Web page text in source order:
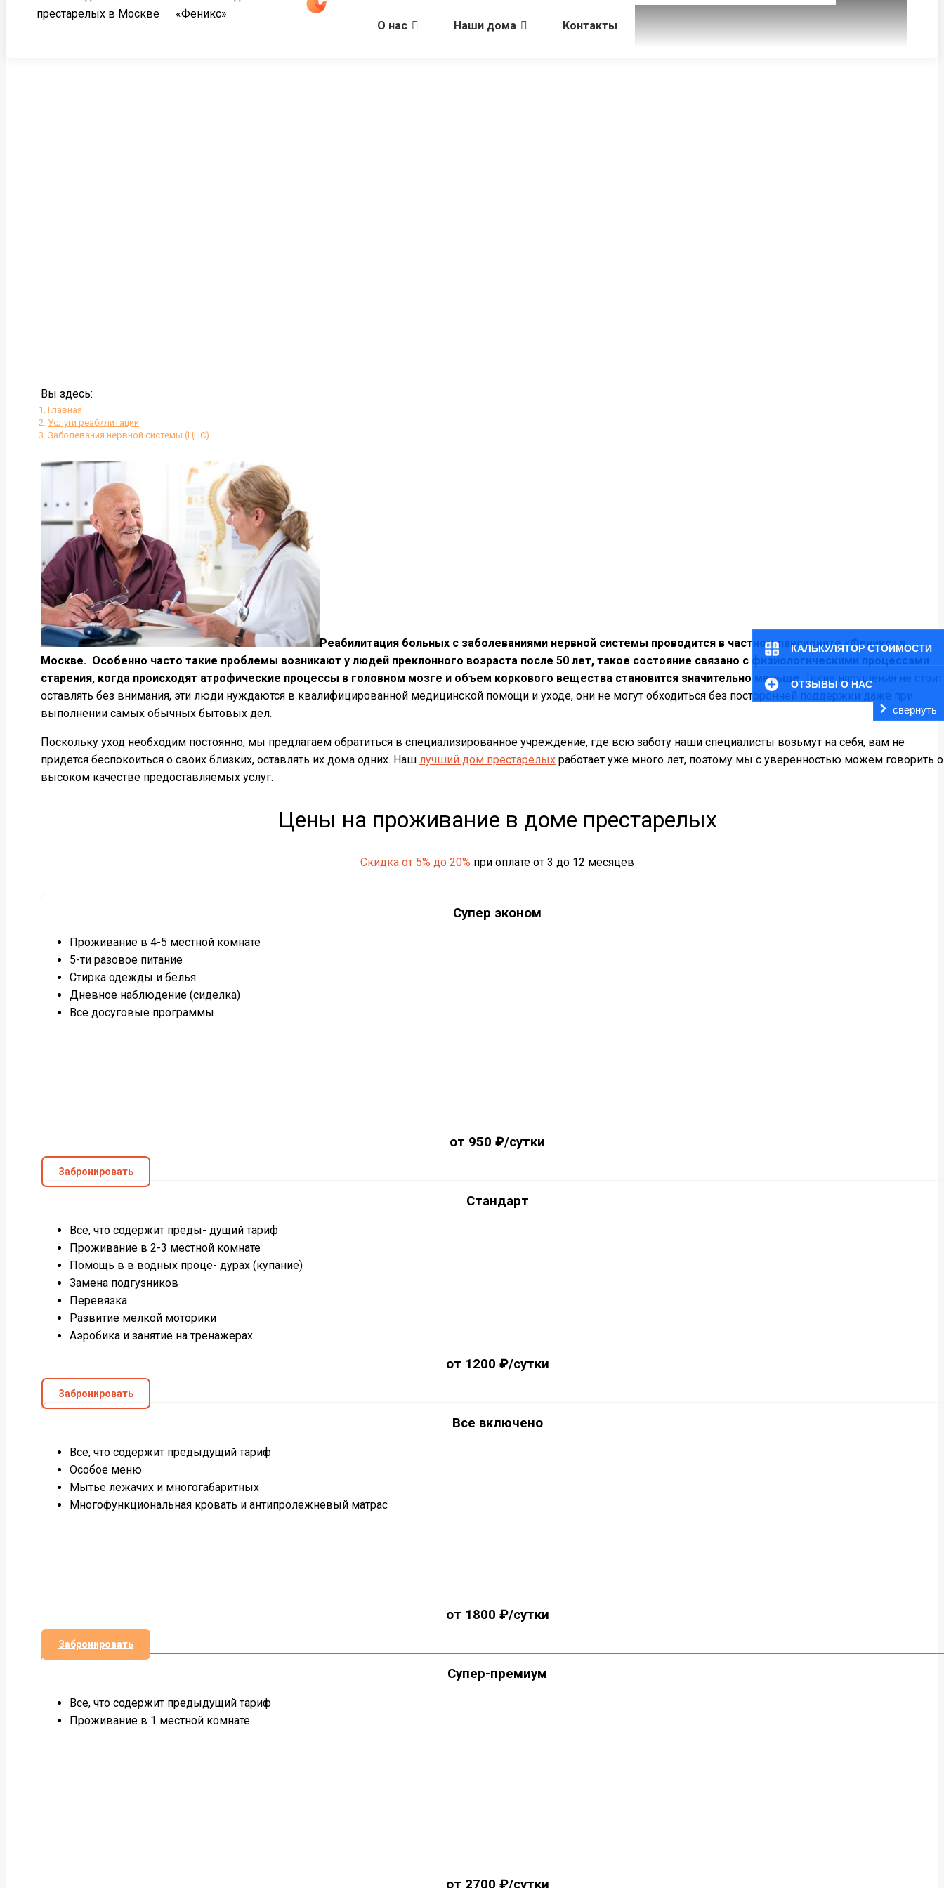
КАЛЬКУЛЯТОР СТОИМОСТИ
ОТЗЫВЫ О НАС
свернуть
престарелых в Москве
«Феникс»
О нас Наши дома Контакты
Вы здесь:
Главная
Услуги реабилитации
Заболевания нервной системы (ЦНС)
Реабилитация больных с заболеваниями нервной системы проводится в частном пансионате «Феникс» в
Москве. Особенно часто такие проблемы возникают у людей преклонного возраста после 50 лет, такое состояние связано с физиологическими процессами
старения, когда происходят атрофические процессы в головном мозге и объем коркового вещества становится значительно меньше.Такие нарушения не стоит
оставлять без внимания, эти люди нуждаются в квалифицированной медицинской помощи и уходе, они не могут обходиться без посторонней поддержки даже при
выполнении самых обычных бытовых дел.
Поскольку уход необходим постоянно, мы предлагаем обратиться в специализированное учреждение, где всю заботу наши специалисты возьмут на себя, вам не
придется беспокоиться о своих близких, оставлять их дома одних. Наш лучший дом престарелых работает уже много лет, поэтому мы с уверенностью можем говорить о
высоком качестве предоставляемых услуг.
Цены на проживание в доме престарелых
Скидка от 5% до 20% при оплате от 3 до 12 месяцев
Супер эконом
Проживание в 4-5 местной комнате
5-ти разовое питание
Стирка одежды и белья
Дневное наблюдение (сиделка)
Все досуговые программы
от 950 ₽/сутки
Забронировать
Стандарт
Все, что содержит преды- дущий тариф
Проживание в 2-3 местной комнате
Помощь в в водных проце- дурах (купание)
Замена подгузников
Перевязка
Развитие мелкой моторики
Аэробика и занятие на тренажерах
от 1200 ₽/сутки
Забронировать
Все включено
Все, что содержит предыдущий тариф
Особое меню
Мытье лежачих и многогабаритных
Многофункциональная кровать и антипролежневый матрас
от 1800 ₽/сутки
Забронировать
Супер-премиум
Все, что содержит предыдущий тариф
Проживание в 1 местной комнате
от 2700 ₽/сутки